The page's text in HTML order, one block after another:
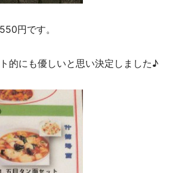
円です。
的にも優しいと思い決定しました♪